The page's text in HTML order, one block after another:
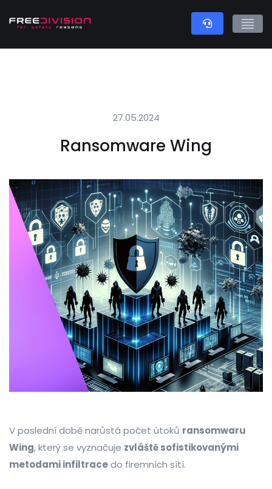
27.05.2024
Ransomware Wing
V poslední době narůstá počet útoků ransomwaru
Wing, který se vyznačuje zvláště sofistikovanými
metodami infiltracedo firemních sítí.